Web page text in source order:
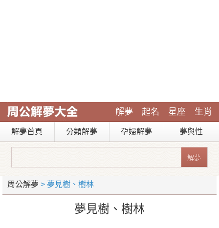
解夢 起名 星座 生肖
解夢首頁 分類解夢 孕婦解夢 夢與性
周公解夢 > 夢見樹、樹林
夢見樹、樹林